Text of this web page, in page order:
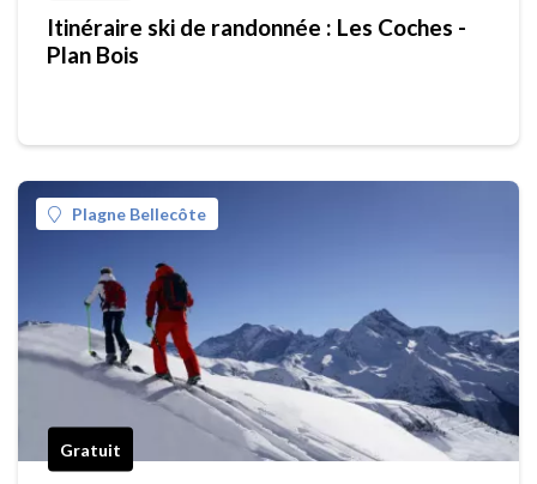
Itinéraire ski de randonnée : Les Coches -
Plan Bois
Plagne Bellecôte
Gratuit